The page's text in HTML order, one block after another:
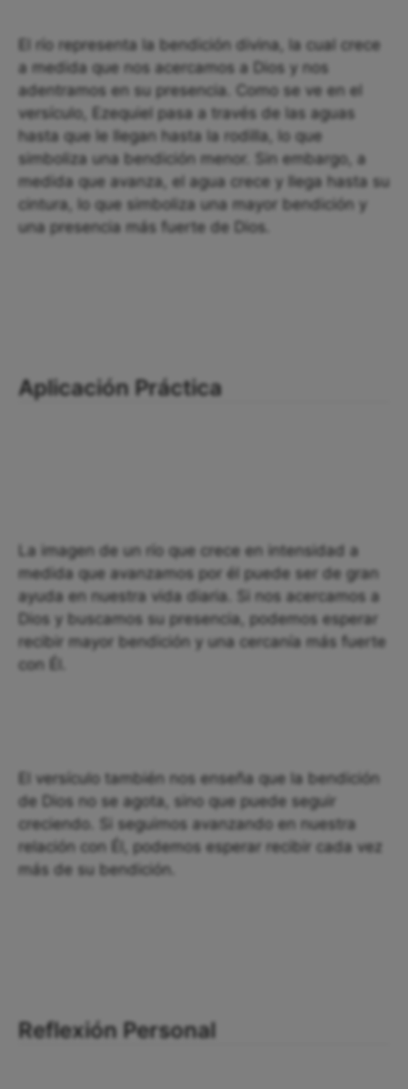
El río representa la bendición divina, la cual crece
a medida que nos acercamos a Dios y nos
adentramos en su presencia. Como se ve en el
versículo, Ezequiel pasa a través de las aguas
hasta que le llegan hasta la rodilla, lo que
simboliza una bendición menor. Sin embargo, a
medida que avanza, el agua crece y llega hasta su
cintura, lo que simboliza una mayor bendición y
una presencia más fuerte de Dios.
Aplicación Práctica
La imagen de un río que crece en intensidad a
medida que avanzamos por él puede ser de gran
ayuda en nuestra vida diaria. Si nos acercamos a
Dios y buscamos su presencia, podemos esperar
recibir mayor bendición y una cercanía más fuerte
con Él.
El versículo también nos enseña que la bendición
de Dios no se agota, sino que puede seguir
creciendo. Si seguimos avanzando en nuestra
relación con Él, podemos esperar recibir cada vez
más de su bendición.
Reflexión Personal